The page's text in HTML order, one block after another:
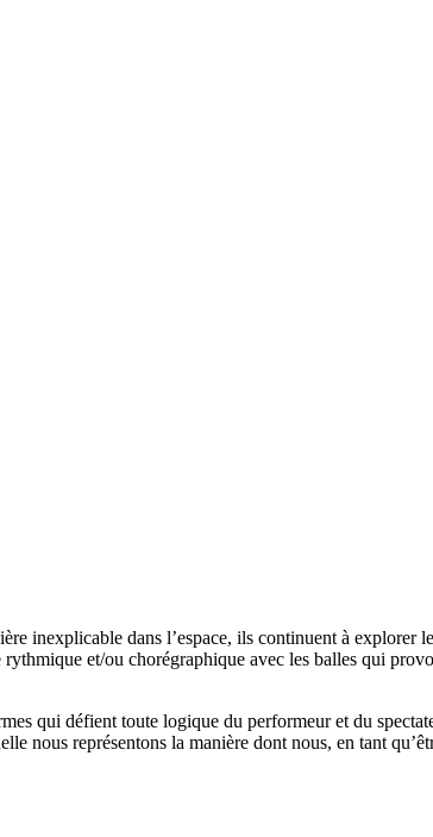
inexplicable dans l’espace, ils continuent à explorer
et/ou chorégraphique avec les balles qui
qui défient toute logique du performeur et du
nous représentons la manière dont nous, en tant